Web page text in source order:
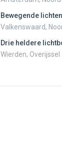
Bewegende lichten
Valkenswaard,
Drie heldere
Wierden, Overijssel